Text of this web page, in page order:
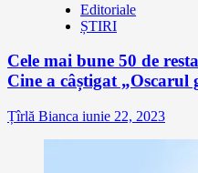
Editoriale
ȘTIRI
Cele mai bune 50 de
Cine a câștigat „Oscarul
Țîrlă Bianca iunie 22, 2023